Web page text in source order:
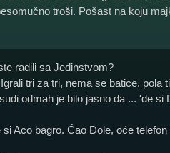
troši. Pošast na koju
radili sa Jedinstvom?
tri za tri, nema se batice, pola
odmah je bilo jasno da ... 'de si
si Aco bagro. Ćao Đole, oće